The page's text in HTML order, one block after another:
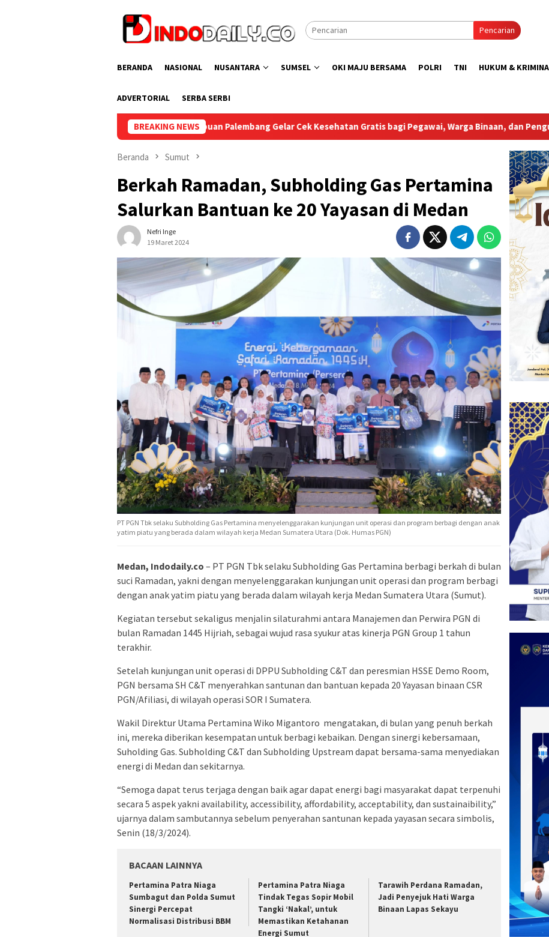
Pencarian
BERANDA NASIONAL NUSANTARA SUMSEL OKI MAJU BERSAMA POLRI TNI HUKUM &
ADVERTORIAL SERBA SERBI
BREAKING NEWS
Lapas Perempuan Palembang Gelar Cek Kesehatan Gratis bagi Pegawai, Warga Binaan, dan Pengunjung Bupati Muba
Beranda Sumut
Berkah Ramadan, Subholding Gas Pertamina
Salurkan Bantuan ke 20 Yayasan di Medan
Nefri Inge
19 Maret 2024
PT PGN Tbk selaku Subholding Gas Pertamina menyelenggarakan kunjungan unit operasi dan program berbagi dengan anak
yatim piatu yang berada dalam wilayah kerja Medan Sumatera Utara (Dok. Humas PGN)
Medan, Indodaily.co – PT PGN Tbk selaku Subholding Gas Pertamina berbagi berkah di bulan
suci Ramadan, yakni dengan menyelenggarakan kunjungan unit operasi dan program berbagi
dengan anak yatim piatu yang berada dalam wilayah kerja Medan Sumatera Utara (Sumut).
Kegiatan tersebut sekaligus menjalin silaturahmi antara Manajemen dan Perwira PGN di
bulan Ramadan 1445 Hijriah, sebagai wujud rasa syukur atas kinerja PGN Group 1 tahun
terakhir.
Setelah kunjungan unit operasi di DPPU Subholding C&T dan peresmian HSSE Demo Room,
PGN bersama SH C&T menyerahkan santunan dan bantuan kepada 20 Yayasan binaan CSR
PGN/Afiliasi, di wilayah operasi SOR I Sumatera.
Wakil Direktur Utama Pertamina Wiko Migantoro mengatakan, di bulan yang penuh berkah
ini, mereka diberikan kesempatan untuk berbagi kebaikan. Dengan sinergi kebersamaan,
Suholding Gas. Subholding C&T dan Subholding Upstream dapat bersama-sama menyediakan
energi di Medan dan sekitarnya.
“Semoga dapat terus terjaga dengan baik agar dapat energi bagi masyarakat dapat terpenuhi
secara 5 aspek yakni availability, accessibility, affordability, acceptability, dan sustainaibility,”
ujarnya dalam sambutannya sebelum penyerahan santunan kepada yayasan secara simbolis,
Senin (18/3/2024).
BACAAN LAINNYA
Pertamina Patra Niaga
Sumbagut dan Polda Sumut
Sinergi Percepat
Normalisasi Distribusi BBM
Pertamina Patra Niaga
Tindak Tegas Sopir Mobil
Tangki ‘Nakal’, untuk
Memastikan Ketahanan
Energi Sumut
Tarawih Perdana Ramadan,
Jadi Penyejuk Hati Warga
Binaan Lapas Sekayu